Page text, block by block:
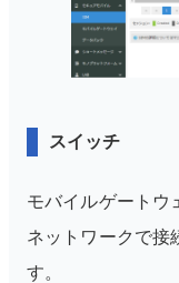
スイッチ
モバイルゲートウ
ネットワークで接
す。